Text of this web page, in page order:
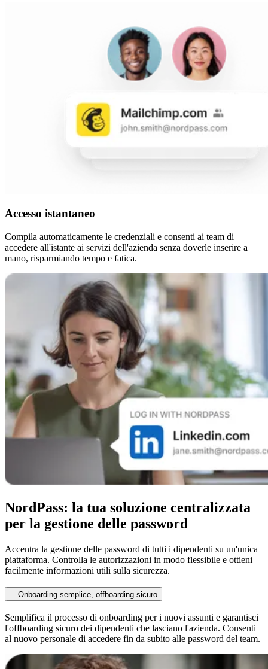
Accesso istantaneo
Compila automaticamente le credenziali e consenti ai team di
accedere all'istante ai servizi dell'azienda senza doverle inserire a
mano, risparmiando tempo e fatica.
NordPass: la tua soluzione centralizzata
per la gestione delle password
Accentra la gestione delle password di tutti i dipendenti su un'unica
piattaforma. Controlla le autorizzazioni in modo flessibile e ottieni
facilmente informazioni utili sulla sicurezza.
Onboarding semplice, offboarding sicuro
Semplifica il processo di onboarding per i nuovi assunti e garantisci
l'offboarding sicuro dei dipendenti che lasciano l'azienda. Consenti
al nuovo personale di accedere fin da subito alle password del team.